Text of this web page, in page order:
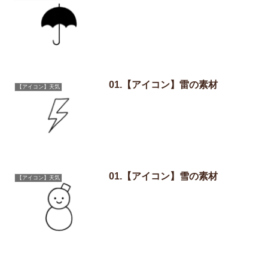
【アイコン】天気 01.【アイコン】雷の素材
【アイコン】天気 01.【アイコン】雪の素材